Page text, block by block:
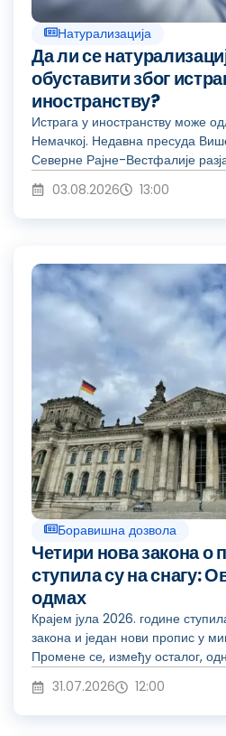
Натурализација
Да ли се
обуставити због
иностранству?
Истрага у иностранству може
Немачкој. Недавна пресуда
Северне Рајне-Вестфалије
03.08.2026
13:00
Боравишна дозвола
Четири нова закона о
ступила су на снагу:
одмах
Крајем јула 2026. године
закона и један нови пропис у
Промене се, између осталог,
31.07.2026
12:00